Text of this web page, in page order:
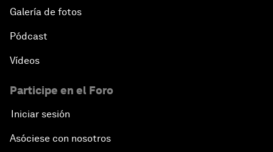
Galería de fotos
Pódcast
Vídeos
Participe en el Foro
Iniciar sesión
Asóciese con nosotros